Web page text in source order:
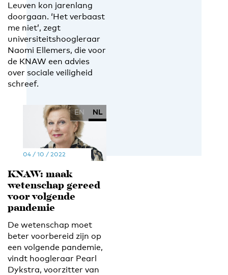
Leuven kon jarenlang
doorgaan. ‘Het verbaast
me niet’, zegt
universiteitshoogleraar
Naomi Ellemers, die voor
de KNAW een advies
over sociale veiligheid
schreef.
EN NL
04 / 10 / 2022
KNAW: maak
wetenschap gereed
voor volgende
pandemie
De wetenschap moet
beter voorbereid zijn op
een volgende pandemie,
vindt hoogleraar Pearl
Dykstra, voorzitter van